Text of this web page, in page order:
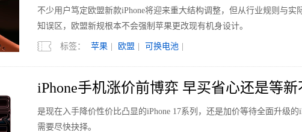
不少用户笃定欧盟新款iPhone将迎来重大结构调整，但从行业规则与实
知误区，欧盟新规根本不会强制苹果更改现有机身设计。
标签： 苹果 欧盟 可换电池
iPhone手机涨价前博弈 早买省心还是等新
是现在入手降价性价比凸显的iPhone 17系列，还是加价等待全面升级
需要尽快抉择。